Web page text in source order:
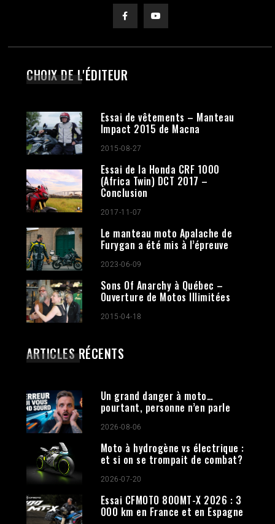
CHOIX DE L'ÉDITEUR
Essai de vêtements – Manteau
Impact 2015 de Macna
2015-08-27
Essai de la Honda CRF 1000
(Africa Twin) DCT 2017 –
Conclusion
2017-11-07
Le manteau moto Apalache de
Furygan a été mis à l’épreuve
2023-06-09
Sons Of Anarchy à Québec –
Ouverture de Motos Illimitées
2015-04-18
ARTICLES RÉCENTS
Un grand danger à moto…
pourtant, personne n’en parle
2026-08-06
Moto à hydrogène vs électrique :
et si on se trompait de combat?
2026-07-20
Essai CFMOTO 800MT-X 2026 : 3
000 km en France et en Espagne